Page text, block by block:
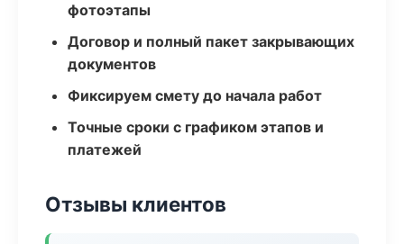
фотоэтапы
Договор и полный пакет закрывающих
документов
Фиксируем смету до начала работ
Точные сроки с графиком этапов и
платежей
Отзывы клиентов